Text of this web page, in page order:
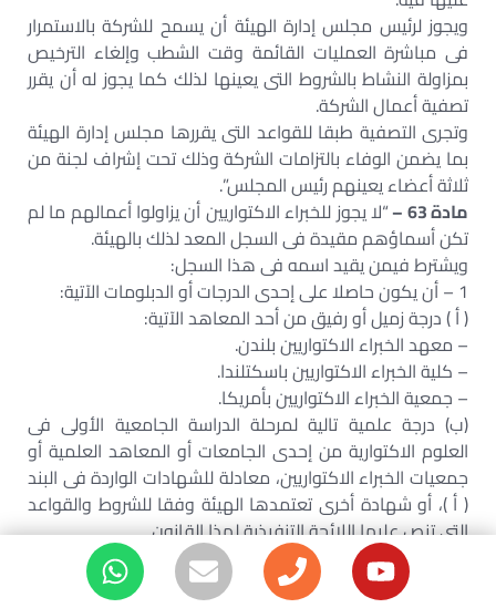
ويجوز لرئيس مجلس إدارة الهيئة أن يسمح للشركة بالاستمرار
فى مباشرة العمليات القائمة وقت الشطب وإلغاء الترخيص
بمزاولة النشاط بالشروط التى يعينها لذلك كما يجوز له أن يقرر
تصفية أعمال الشركة.
وتجرى التصفية طبقا للقواعد التى يقررها مجلس إدارة الهيئة
بما يضمن الوفاء بالتزامات الشركة وذلك تحت إشراف لجنة من
ثلاثة أعضاء يعينهم رئيس المجلس”.
مادة 63 –
“لا يجوز للخبراء الاكتواريين أن يزاولوا أعمالهم ما لم
تكن أسماؤهم مقيدة فى السجل المعد لذلك بالهيئة.
ويشترط فيمن يقيد اسمه فى هذا السجل:
1 – أن يكون حاصلا على إحدى الدرجات أو الدبلومات الآتية:
( أ ) درجة زميل أو رفيق من أحد المعاهد الآتية:
– معهد الخبراء الاكتواريين بلندن.
– كلية الخبراء الاكتواريين باسكتلندا.
– جمعية الخبراء الاكتواريين بأمريكا.
(ب‌) درجة علمية تالية لمرحلة الدراسة الجامعية الأولى فى
العلوم الاكتوارية من إحدى الجامعات أو المعاهد العلمية أو
جمعيات الخبراء الاكتواريين، معادلة للشهادات الواردة فى البند
( أ )، أو شهادة أخرى تعتمدها الهيئة وفقا للشروط والقواعد
التى تنص عليها اللائحة التنفيذية لهذا القانون.
2 – ألا يكون قد حكم عليه بعقوبة جناية أو بعقوبة مقيدة
للحرية فى جريمة تمس الأمانة أو الشرف ما لم يكن قد رد إليه